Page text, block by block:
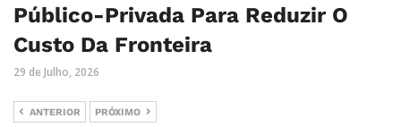
Público-Privada Para Reduzir O
Custo Da Fronteira
29 de Julho, 2026
ANTERIOR PRÓXIMO